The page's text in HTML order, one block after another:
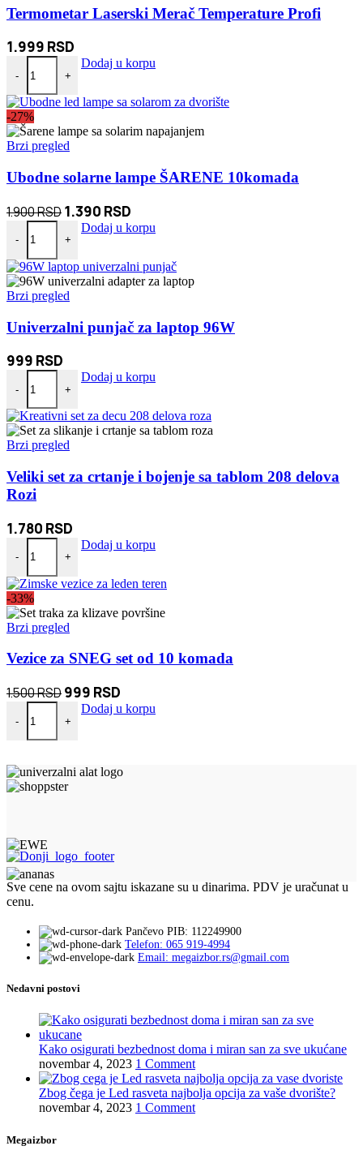
Termometar Laserski Merač Temperature Profi
1.999 RSD
-
Termometar Laserski Merač Temperature Profi količina
+
Dodaj u korpu
-27%
Brzi pregled
Ubodne solarne lampe ŠARENE 10komada
1.900RSDOriginalna
cena
je
bila:
1.900 RSD.
1.390 RSD
cena
1.390 RSD.
-
Ubodne solarne lampe ŠARENE 10komada količina
+
Dodaj u korpu
Brzi pregled
Univerzalni punjač za laptop 96W
999 RSD
-
Univerzalni punjač za laptop 96W količina
+
Dodaj u korpu
Brzi pregled
Veliki set za crtanje i bojenje sa tablom 208 delova
Rozi
1.780 RSD
-
Veliki set za crtanje i bojenje sa tablom 208 delova Rozi količina
+
Dodaj u korpu
-33%
Brzi pregled
Vezice za SNEG set od 10 komada
1.500RSDOriginalna
cena
je
1.500 RSD.
999 RSD
cena
-
Vezice za SNEG set od 10 komada količina
+
Dodaj u korpu
Sve cene na ovom sajtu iskazane su u dinarima. PDV je uračunat u
cenu.
Pančevo PIB: 112249900
Telefon: 065 919-4994
Email: megaizbor.rs@gmail.com
Nedavni postovi
Kako osigurati bezbednost doma i miran san za sve ukućane
novembar 4, 2023 1 Comment
Zbog čega je Led rasveta najbolja opcija za vaše dvorište?
novembar 4, 2023 1 Comment
Megaizbor